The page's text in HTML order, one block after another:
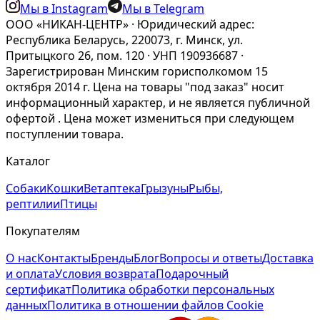
Мы в Instagram
Мы в Telegram
ООО «НИКАН-ЦЕНТР» · Юридический адрес:
Республика Беларусь, 220073, г. Минск, ул.
Притыцкого 26, пом. 120 · УНП 190936687 ·
Зарегистрирован Минским горисполкомом 15
октября 2014 г. Цена на товары "под заказ" носит
информационный характер, и не является публичной
офертой . Цена может измениться при следующем
поступлении товара.
Каталог
СобакиКошкиВетаптекаГрызуныРыбы,
рептилииПтицы
Покупателям
О насКонтактыБрендыБлогВопросы и ответыДоставка
и оплатаУсловия возвратаПодарочный
сертификатПолитика обработки персональных
данныхПолитика в отношении файлов Cookie